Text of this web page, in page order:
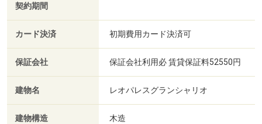
契約期間
カード決済 初期費用カード決済可
保証会社 保証会社利用必 賃貸保証料52550円
建物名 レオパレスグランシャリオ
建物構造 木造